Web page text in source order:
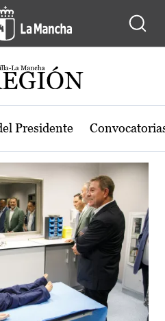
de Castilla-
Presidente